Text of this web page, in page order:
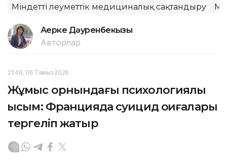
Міндетті әлеуметтік медициналық сақтандыру
Ақерке Дәуренбекқызы
Авторлар
21:46, 06 Тамыз 2026
Жұмыс орнындағы психологиялық
қысым: Францияда суицид оқиғалары
тергеліп жатыр